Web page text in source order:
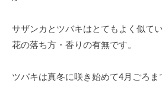
サザンカとツバキはとてもよく似て
花の落ち方・香りの有無です。
ツバキは真冬に咲き始めて4月ごろま